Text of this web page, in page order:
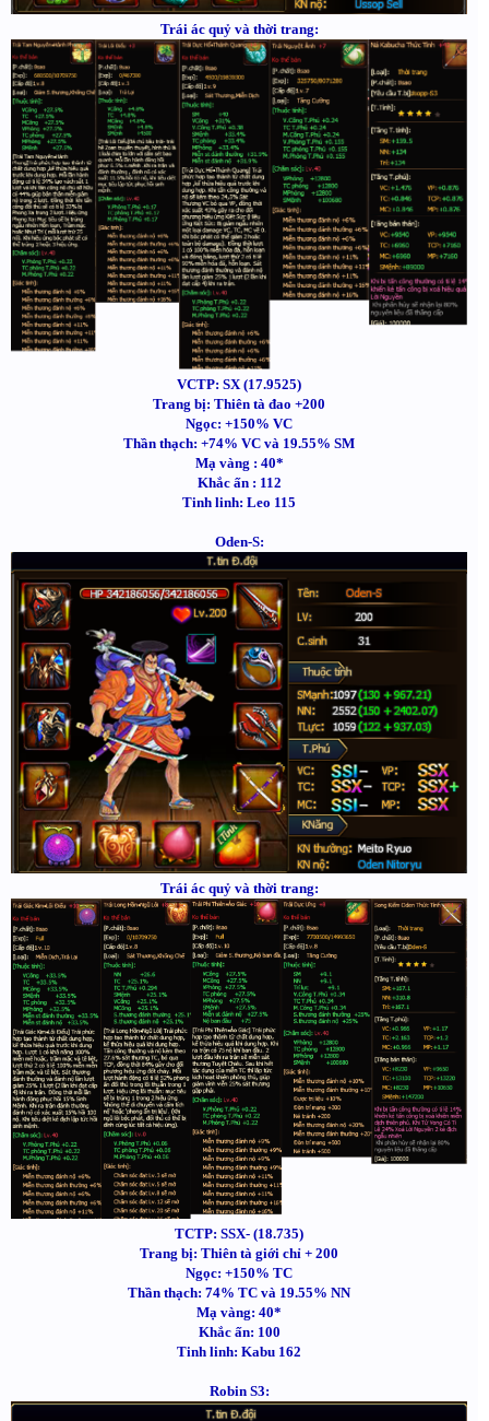
Trái ác quỷ và thời trang:
VCTP: SX (17.9525)
Trang bị: Thiên tà đao +200
Ngọc: +150% VC
Thần thạch: +74% VC và 19.55% SM
Mạ vàng : 40*
Khắc ấn : 112
Tinh linh: Leo 115
Oden-S:
Trái ác quỷ và thời trang:
TCTP: SSX- (18.735)
Trang bị: Thiên tà giới chỉ + 200
Ngọc: +150% TC
Thần thạch: 74% TC và 19.55% NN
Mạ vàng: 40*
Khắc ấn: 100
Tinh linh: Kabu 162
Robin S3: